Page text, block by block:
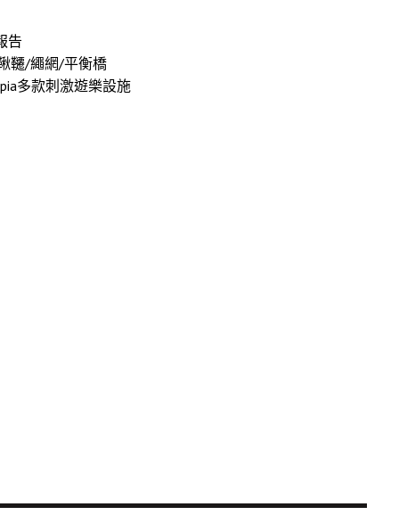
告
韆/繩網/平衡橋
多款刺激遊樂設施